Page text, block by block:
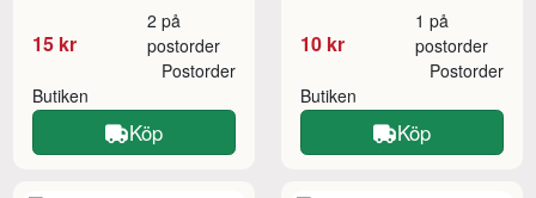
15 kr
2 på
postorder
Butiken
Postorder
Köp
10 kr
1 på
postorder
Butiken
Postorder
Köp